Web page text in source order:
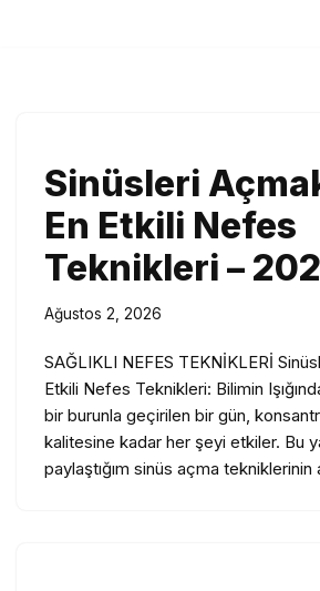
Sinüsleri
En Etkili Nefes
Teknikleri –
Ağustos 2, 2026
SAĞLIKLI NEFES TEKNİKLERİ
Etkili Nefes Teknikleri: Bilimin
bir burunla geçirilen bir gün,
kalitesine kadar her şeyi etkiler. Bu
paylaştığım sinüs açma tekniklerinin